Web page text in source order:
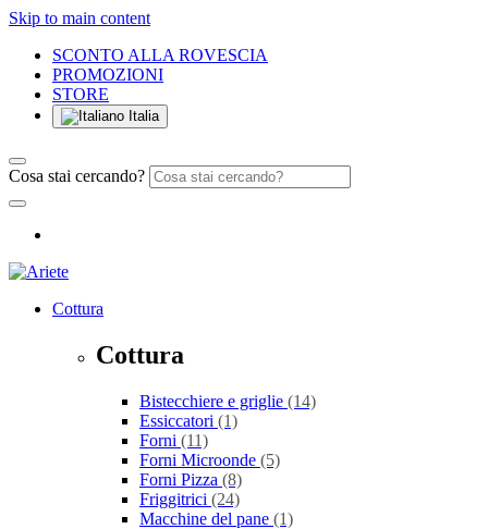
Skip to main content
SCONTO ALLA ROVESCIA
PROMOZIONI
STORE
Italia
Cosa stai cercando?
Cottura
Cottura
Bistecchiere e griglie (14)
Essiccatori (1)
Forni (11)
Forni Microonde (5)
Forni Pizza (8)
Friggitrici (24)
Macchine del pane (1)